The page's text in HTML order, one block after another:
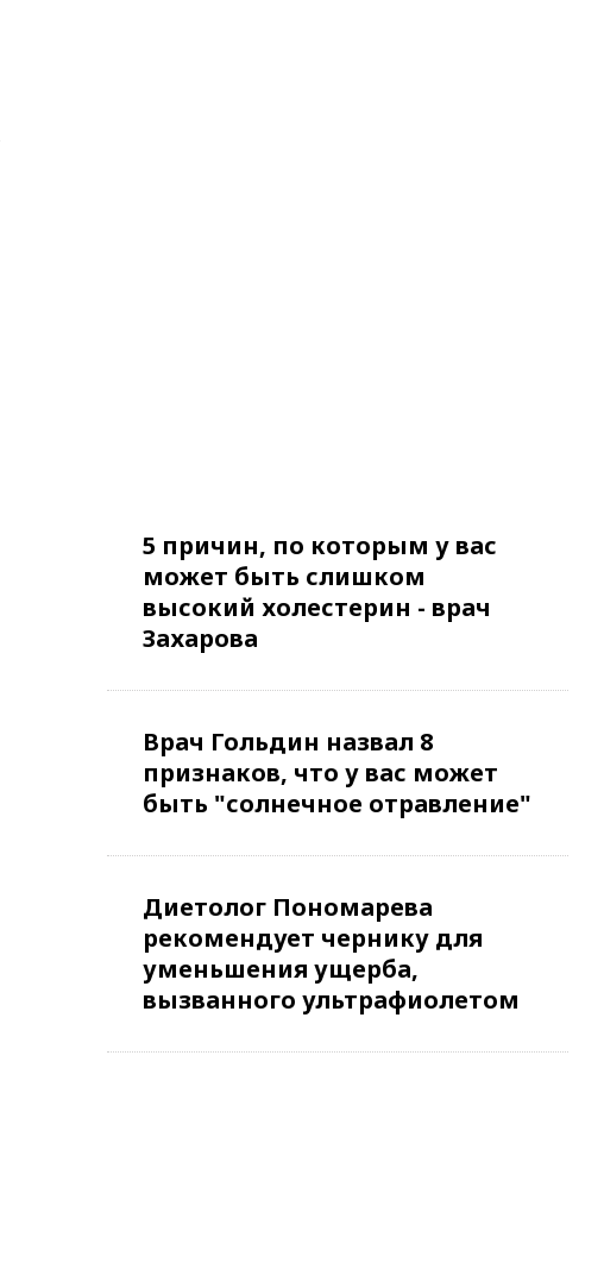
5 причин, по которым у вас
может быть слишком
высокий холестерин - врач
Захарова
Врач Гольдин назвал 8
признаков, что у вас может
быть "солнечное отравление"
Диетолог Пономарева
рекомендует чернику для
уменьшения ущерба,
вызванного ультрафиолетом